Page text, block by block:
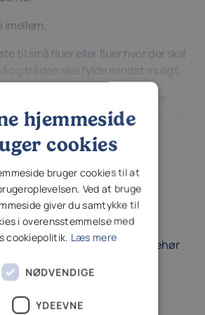
imellem.
til små fluer eller fluer hvor der skal
og tråden skal fylde mindst muligt.
rørfluer- geddefluer og lignende.
Fluebinding Fluebindingstilbehør
hjemmeside
cookies
bruger cookies til at
Ved at bruge
giver du samtykke til
i overensstemmelse med
cookiepolitik. Læs mere
NØDVENDIGE
YDEEVNE